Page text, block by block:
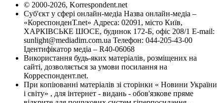
© 2000-2026, Korrespondent.net
Суб'єкт у сфері онлайн-медіа Назва онлайн-медіа –
«КореспонденТ.net» Адреса: 02091, місто Київ,
ХАРКІВСЬКЕ ШОСЕ, будинок 172-Б, офіс 208/1 E-mail:
sunlight@mediadim.com.ua Телефон: 044-205-43-00
Ідентифікатор медіа – R40-06068
Використання будь-яких матеріалів, розміщених на
сайті, дозволяється за умови посилання на
Корреспондент.net.
При копіюванні матеріалів зі сторінки « Новини України
і світу» , для інтернет - видань - обов'язкове пряме